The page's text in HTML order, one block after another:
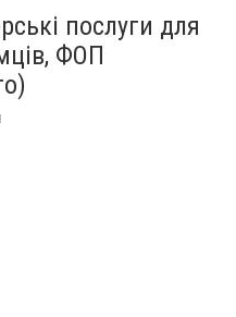
послуги для
ФОП